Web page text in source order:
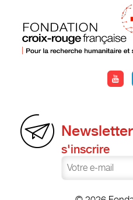
s'inscrire